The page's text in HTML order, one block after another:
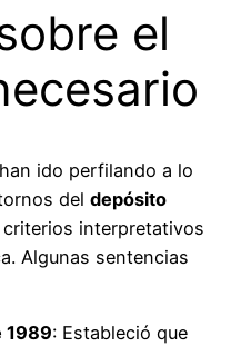
el
ido perfilando a lo
del depósito
interpretativos
Algunas sentencias
1989: Estableció que